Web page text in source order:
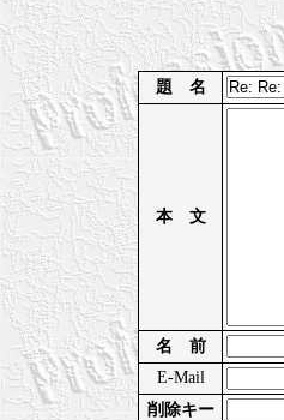
題 名
本 文
名 前
E-Mail
削除キー